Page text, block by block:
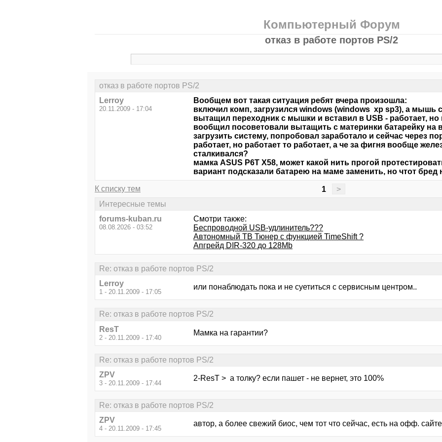
Компьютерный Форум
отказ в работе портов PS/2
отказ в работе портов PS/2
Lerroy
20.11.2009 - 17:04
Вообщем вот такая ситуация ребят вчера произошла:
включил комп, загрузился windows (windows xp sp3), а мышь
вытащил переходник с мышки и вставил в USB - работает, но
вообщил посоветовали вытащить с материнки батарейку на
загрузить систему, попробовал заработало и сейчас через
работает, но работает то работает, а че за фигня вообще
сталкивался?
мамка ASUS P6T X58, может какой нить прогой
вариант подсказали батарею на маме заменить, но чтот бред
К списку тем 1
>
Интересные темы
forums-kuban.ru
08.08.2026 - 03:52
Смотри также:
Беспроводной USB-удлинитель???
Автономный ТВ Тюнер с функцией TimeShift ?
Апгрейд DIR-320 до 128Mb
Re: отказ в работе портов PS/2
Lerroy
1 - 20.11.2009 - 17:05
или понаблюдать пока и не суетиться с сервисным центром..
Re: отказ в работе портов PS/2
ResT
2 - 20.11.2009 - 17:40
Мамка на гарантии?
Re: отказ в работе портов PS/2
ZPV
3 - 20.11.2009 - 17:44
2-ResT > а толку? если пашет - не вернет, это 100%
Re: отказ в работе портов PS/2
ZPV
4 - 20.11.2009 - 17:45
автор, а более свежий биос, чем тот что сейчас, есть на офф.